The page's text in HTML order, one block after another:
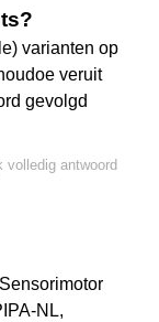
varianten op
veruit
gevolgd
volledig antwoord
NL,